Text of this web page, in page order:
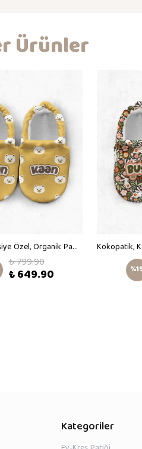
Ürünler
Kokopatik, Kişiye Özel, Organik Pamuk Bebek Patiği, Kaydırmaz Taban, Yenidoğan Patik, Ev Kreş Ayakkabısı, Ayıcık Desen Patik
₺ 799.90
₺ 649.90 %
Kategoriler